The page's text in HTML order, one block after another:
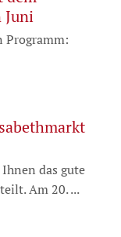
Juni
Programm:
das gute
Am 20. ...